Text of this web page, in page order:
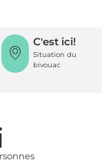
C'est ici!
Situation du
bivouac